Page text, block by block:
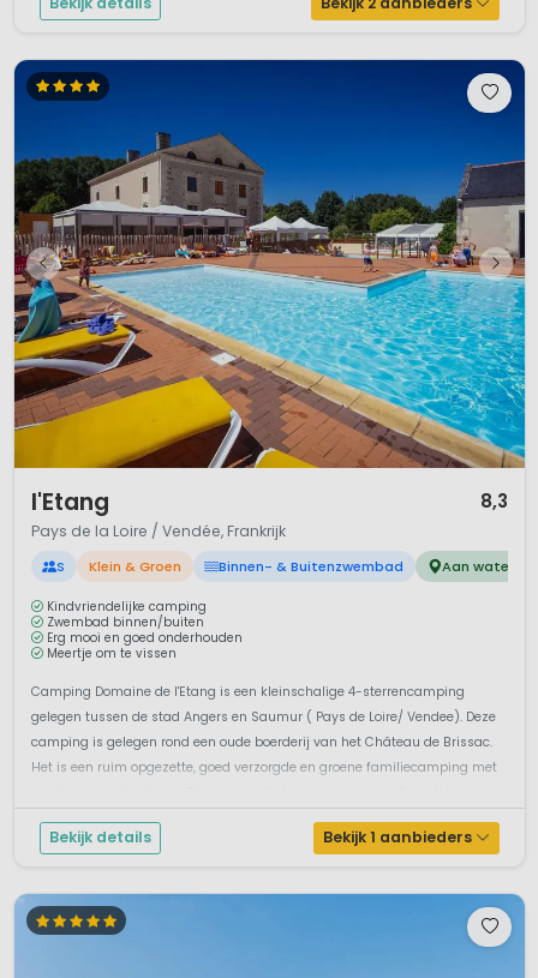
l'Etang 8,3
Pays de la Loire / Vendée, Frankrijk
S Klein & Groen Binnen- & Buitenzwembad Aan water
Kindvriendelijke camping
Zwembad binnen/buiten
Erg mooi en goed onderhouden
Meertje om te vissen
Camping Domaine de l'Etang is een kleinschalige 4-sterrencamping
gelegen tussen de stad Angers en Saumur ( Pays de Loire/ Vendee). Deze
camping is gelegen rond een oude boerderij van het Château de Brissac.
Het is een ruim opgezette, goed verzorgde en groene familiecamping met
Bekijk details Bekijk 1 aanbieders